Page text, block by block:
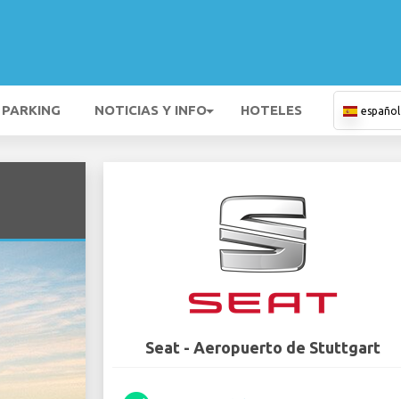
PARKING NOTICIAS Y INFO HOTELES español
Seat - Aeropuerto de Stuttgart